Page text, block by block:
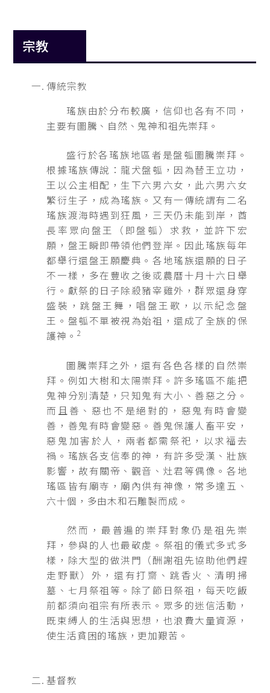
宗教
傳統宗教
瑤族由於分布較廣，信仰也各有不同，
主要有圖騰、自然、鬼神和祖先崇拜。
盛行於各瑤族地區者是盤瓠圖騰崇拜。
根據瑤族傳說：龍犬盤瓠，因為替王立功，
王以公主相配，生下六男六女，此六男六女
繁衍生子，成為瑤族。又有一傳統謂有二名
瑤族渡海時遇到狂風，三天仍未能到岸，酋
長率眾向盤王（即盤瓠）求救，並許下宏
願，盤王瞬即帶領他們登岸。因此瑤族每年
都舉行還盤王願慶典。各地瑤族還願的日子
不一樣，多在豐收之後或農曆十月十六日舉
行。獻祭的日子除殺豬宰雞外，群眾還身穿
盛裝，跳盤王舞，唱盤王歌，以示紀念盤
王。盤瓠不單被視為始祖，還成了全族的保
護神。 2
圖騰崇拜之外，還有各色各樣的自然崇
拜。例如大樹和太陽崇拜。許多瑤區不能把
鬼神分別清楚，只知鬼有大小、善惡之分。
而且善、惡也不是絕對的，惡鬼有時會變
善，善鬼有時會變惡。善鬼保護人畜平安，
惡鬼加害於人，兩者都需祭祀，以求福去
禍。瑤族各支信奉的神，有許多受漢、壯族
影響，故有關帝、觀音、灶君等偶像。各地
瑤區皆有廟寺，廟內供有神像，常多達五、
六十個，多由木和石雕製而成。
然而，最普遍的崇拜對象仍是祖先崇
拜，參與的人也最敬虔。祭祖的儀式多式多
樣，除大型的做洪門（酬謝祖先協助他們趕
走野獸）外，還有打齋、跳香火、清明掃
墓、七月祭祖等。除了節日祭祖，每天吃飯
前都須向祖宗有所表示。眾多的迷信活動，
既束縛人的生活與思想，也浪費大量資源，
使生活貧困的瑤族，更加艱苦。
基督教